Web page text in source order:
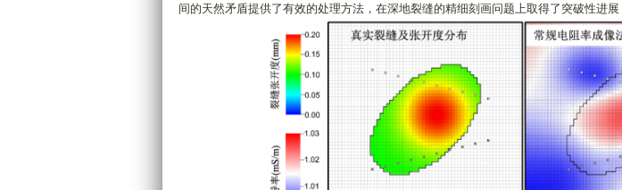
间的天然矛盾提供了有效的处理方法，在深地裂缝的精细刻画问题上取得了突破性进